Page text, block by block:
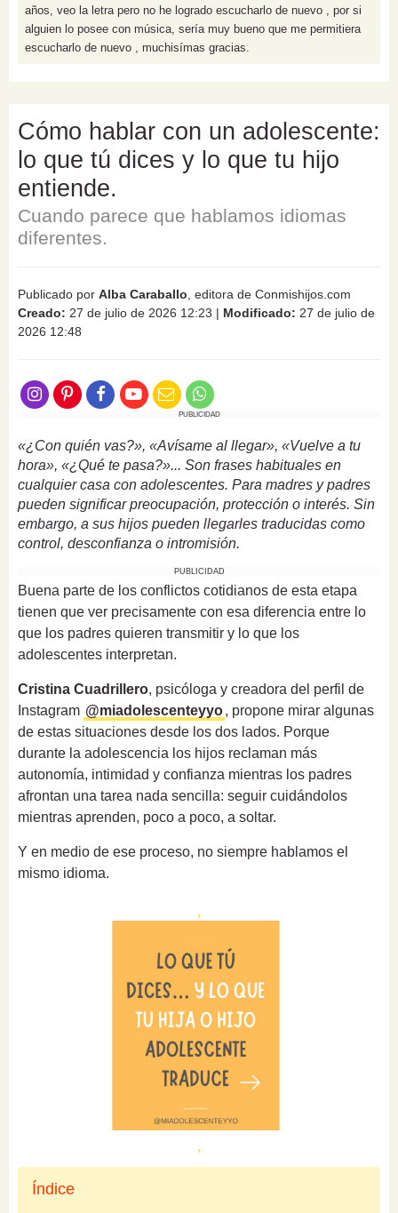
años, veo la letra pero no he logrado escucharlo de nuevo , por si
alguien lo posee con música, sería muy bueno que me permitiera
escucharlo de nuevo , muchisímas gracias.
Cómo hablar con un adolescente:
lo que tú dices y lo que tu hijo
entiende.
Cuando parece que hablamos idiomas
diferentes.
Publicado por Alba Caraballo , editora de Conmishijos.com
Creado: 27 de julio de 2026 12:23 | Modificado: 27 de julio de
2026 12:48
PUBLICIDAD
«¿Con quién vas?», «Avísame al llegar», «Vuelve a tu
hora», «¿Qué te pasa?»... Son frases habituales en
cualquier casa con adolescentes. Para madres y padres
pueden significar preocupación, protección o interés. Sin
embargo, a sus hijos pueden llegarles traducidas como
control, desconfianza o intromisión.
PUBLICIDAD
Buena parte de los conflictos cotidianos de esta etapa
tienen que ver precisamente con esa diferencia entre lo
que los padres quieren transmitir y lo que los
adolescentes interpretan.
Cristina Cuadrillero, psicóloga y creadora del perfil de
Instagram @miadolescenteyyo, propone mirar algunas
de estas situaciones desde los dos lados. Porque
durante la adolescencia los hijos reclaman más
autonomía, intimidad y confianza mientras los padres
afrontan una tarea nada sencilla: seguir cuidándolos
mientras aprenden, poco a poco, a soltar.
Y en medio de ese proceso, no siempre hablamos el
mismo idioma.
Índice